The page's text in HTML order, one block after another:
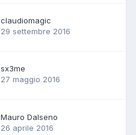
claudiomagic
29 settembre 2016
sx3me
27 maggio 2016
Mauro Dalseno
26 aprile 2016